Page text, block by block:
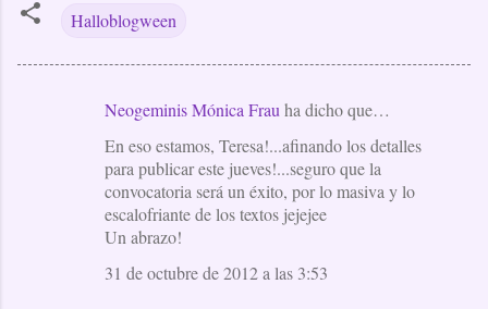
Halloblogween
Neogeminis Mónica Frau ha dicho que…
En eso estamos, Teresa!...afinando los detalles
para publicar este jueves!...seguro que la
convocatoria será un éxito, por lo masiva y lo
escalofriante de los textos jejejee
Un abrazo!
31 de octubre de 2012 a las 3:53